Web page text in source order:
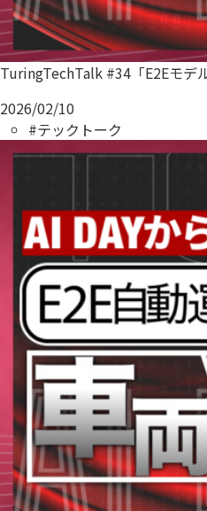
TuringTechTalk #34「E2Eモデ
2026/02/10
#テックトーク